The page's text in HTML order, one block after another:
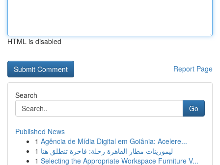
HTML is disabled
Report Page
Search
Go
Published News
1 Agência de Mídia Digital em Goiânia: Acelere...
1 ليموزينات مطار القاهرة رحلة: فاخرة تنطلق هنا
1 Selecting the Appropriate Workspace Furniture V...